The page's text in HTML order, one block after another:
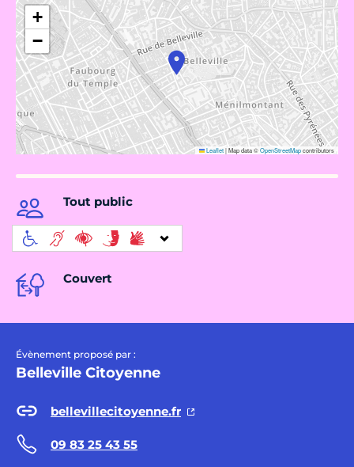
+
−
Leaflet|Map data ©OpenStreetMapcontributors
Tout public
Couvert
Évènement proposé par :
Belleville Citoyenne
bellevillecitoyenne.fr
09 83 25 43 55